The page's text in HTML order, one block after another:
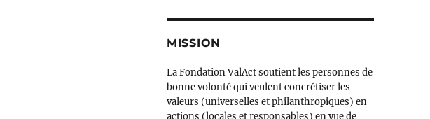
MISSION
La Fondation ValAct soutient les personnes de
bonne volonté qui veulent concrétiser les
valeurs (universelles et philanthropiques) en
actions (locales et responsables) en vue de